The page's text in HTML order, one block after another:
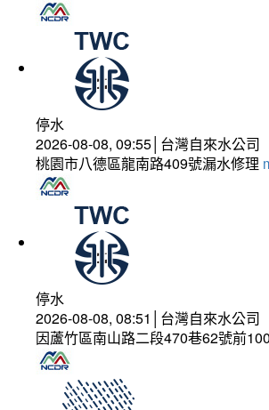
停水
2026-08-08, 09:55│台灣自來水公司
桃園市八德區龍南路409號漏水修理
停水
2026-08-08, 08:51│台灣自來水公司
因蘆竹區南山路二段470巷62號前